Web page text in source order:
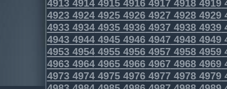
4913491449154916491749184919
4923492449254926492749284929
4933493449354936493749384939
4943494449454946494749484949
4953495449554956495749584959
4963496449654966496749684969
4973497449754976497749784979